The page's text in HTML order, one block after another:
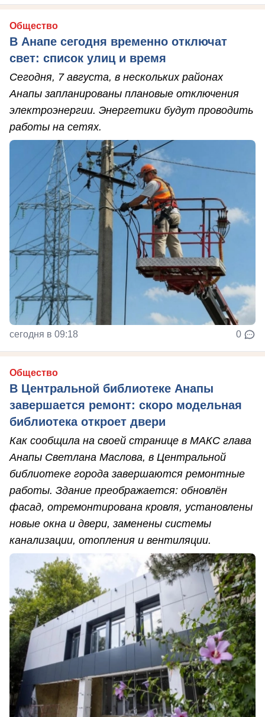
Общество
В Анапе сегодня временно отключат
свет: список улиц и время
Сегодня, 7 августа, в нескольких районах
Анапы запланированы плановые отключения
электроэнергии. Энергетики будут проводить
работы на сетях.
сегодня в 09:18 0
Общество
В Центральной библиотеке Анапы
завершается ремонт: скоро модельная
библиотека откроет двери
Как сообщила на своей странице в МАКС глава
Анапы Светлана Маслова, в Центральной
библиотеке города завершаются ремонтные
работы. Здание преображается: обновлён
фасад, отремонтирована кровля, установлены
новые окна и двери, заменены системы
канализации, отопления и вентиляции.